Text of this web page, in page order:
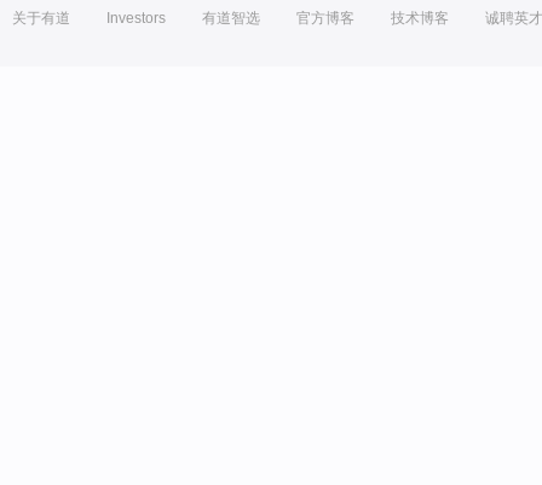
关于有道 Investors 有道智选 官方博客 技术博客 诚聘英才